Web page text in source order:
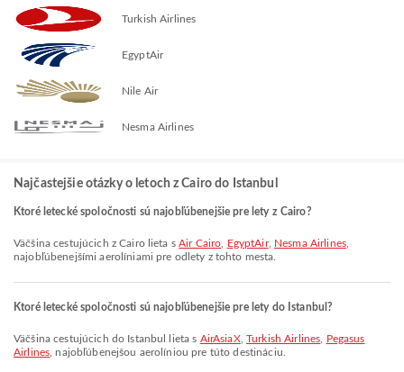
Turkish Airlines
EgyptAir
Nile Air
Nesma Airlines
Najčastejšie otázky o letoch z Cairo do Istanbul
Ktoré letecké spoločnosti sú najobľúbenejšie pre lety z Cairo?
Väčšina cestujúcich z Cairo lieta sAir Cairo EgyptAir, Nesma Airlines,
najobľúbenejšími aerolíniami pre odlety z tohto mesta.
Ktoré letecké spoločnosti sú najobľúbenejšie pre lety do Istanbul?
Väčšina cestujúcich do Istanbul lieta s AirAsiaX,Turkish Airlines
Pegasus
Airlines , najobľúbenejšou aerolíniou pre túto destináciu.